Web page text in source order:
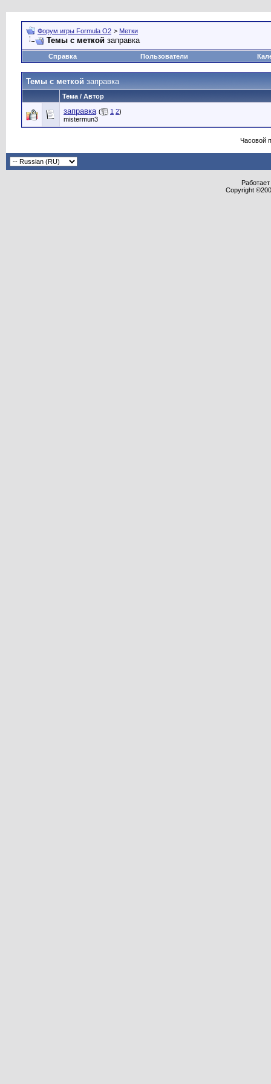
Форум игры Formula O2 > Метки
Темы с меткой заправка
Справка Пользователи
Темы с меткой заправка
Тема / Автор
заправка ( 1 2)
mistermun3
Часовой
Copyright